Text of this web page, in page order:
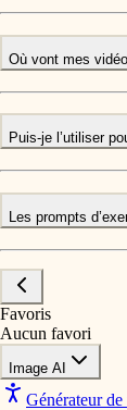
Où vont mes
Puis-je l’utiliser
Les prompts
Favoris
Aucun favori
Image AI
Générateur